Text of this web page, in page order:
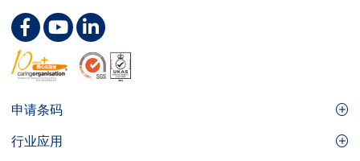
Footer
Site
申请条码
GS1条码
行业应用